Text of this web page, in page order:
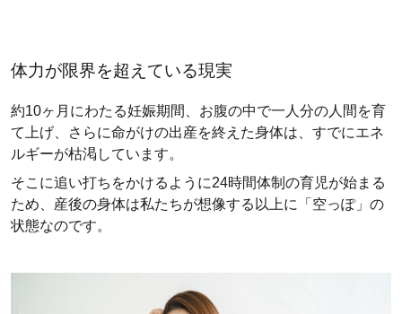
体力が限界を超えている現実
約10ヶ月にわたる妊娠期間、お腹の中で一人分の人間を育
て上げ、さらに命がけの出産を終えた身体は、すでにエネ
ルギーが枯渇しています。
そこに追い打ちをかけるように24時間体制の育児が始まる
ため、産後の身体は私たちが想像する以上に「空っぽ」の
状態なのです。